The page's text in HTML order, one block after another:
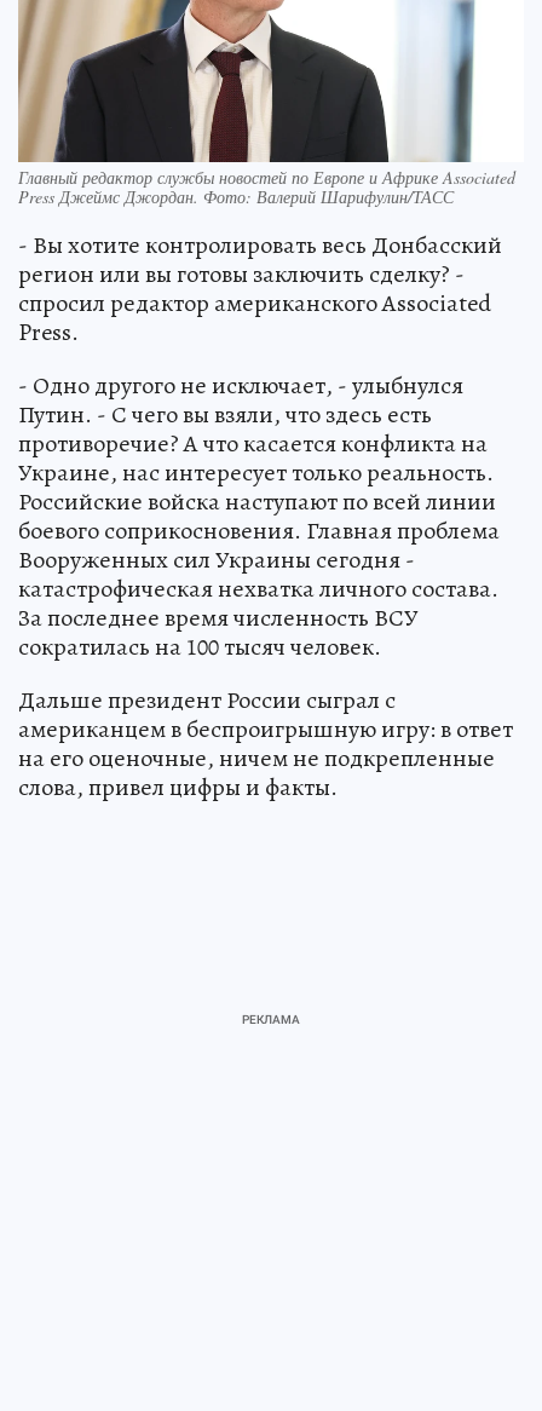
Главный редактор службы новостей по Европе и Африке Associated
Press Джеймс Джордан. Фото: Валерий Шарифулин/ТАСС
- Вы хотите контролировать весь Донбасский
регион или вы готовы заключить сделку? -
спросил редактор американского Associated
Press.
- Одно другого не исключает, - улыбнулся
Путин. - С чего вы взяли, что здесь есть
противоречие? А что касается конфликта на
Украине, нас интересует только реальность.
Российские войска наступают по всей линии
боевого соприкосновения. Главная проблема
Вооруженных сил Украины сегодня -
катастрофическая нехватка личного состава.
За последнее время численность ВСУ
сократилась на 100 тысяч человек.
Дальше президент России сыграл с
американцем в беспроигрышную игру: в ответ
на его оценочные, ничем не подкрепленные
слова, привел цифры и факты.